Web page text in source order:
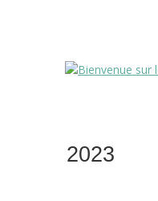
2023